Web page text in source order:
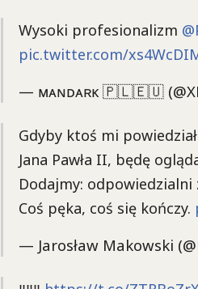
Wysoki profesionalizm
pic.twitter.com/
— ᴍᴀɴᴅᴀʀᴋ 🇵🇱🇪🇺
Gdyby ktoś mi
Jana Pawła II, będę
Dodajmy:
Coś pęka, coś się kończy.
— Jarosław Makowski